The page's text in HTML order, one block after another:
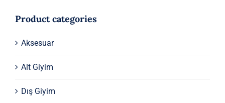
Product categories
Aksesuar
Alt Giyim
Dış Giyim